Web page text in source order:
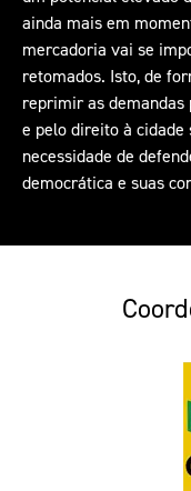
ainda mais em
mercadoria vai se
retomados. Isto, de
reprimir as demandas
e pelo direito à cidade
necessidade de
democrática e suas